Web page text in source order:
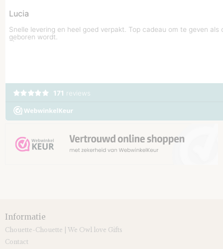
Informatie
Chouette-Chouette | We Owl love Gifts
Contact